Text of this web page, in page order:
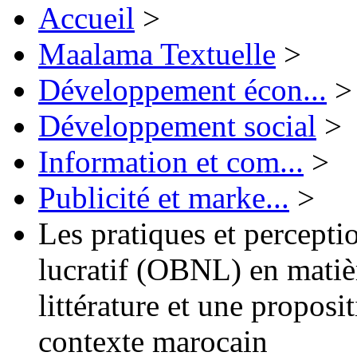
Accueil >
Maalama Textuelle >
Développement écon... >
Développement social >
Information et com... >
Publicité et marke... >
Les pratiques et
lucratif (OBNL) en
littérature et une
contexte marocain